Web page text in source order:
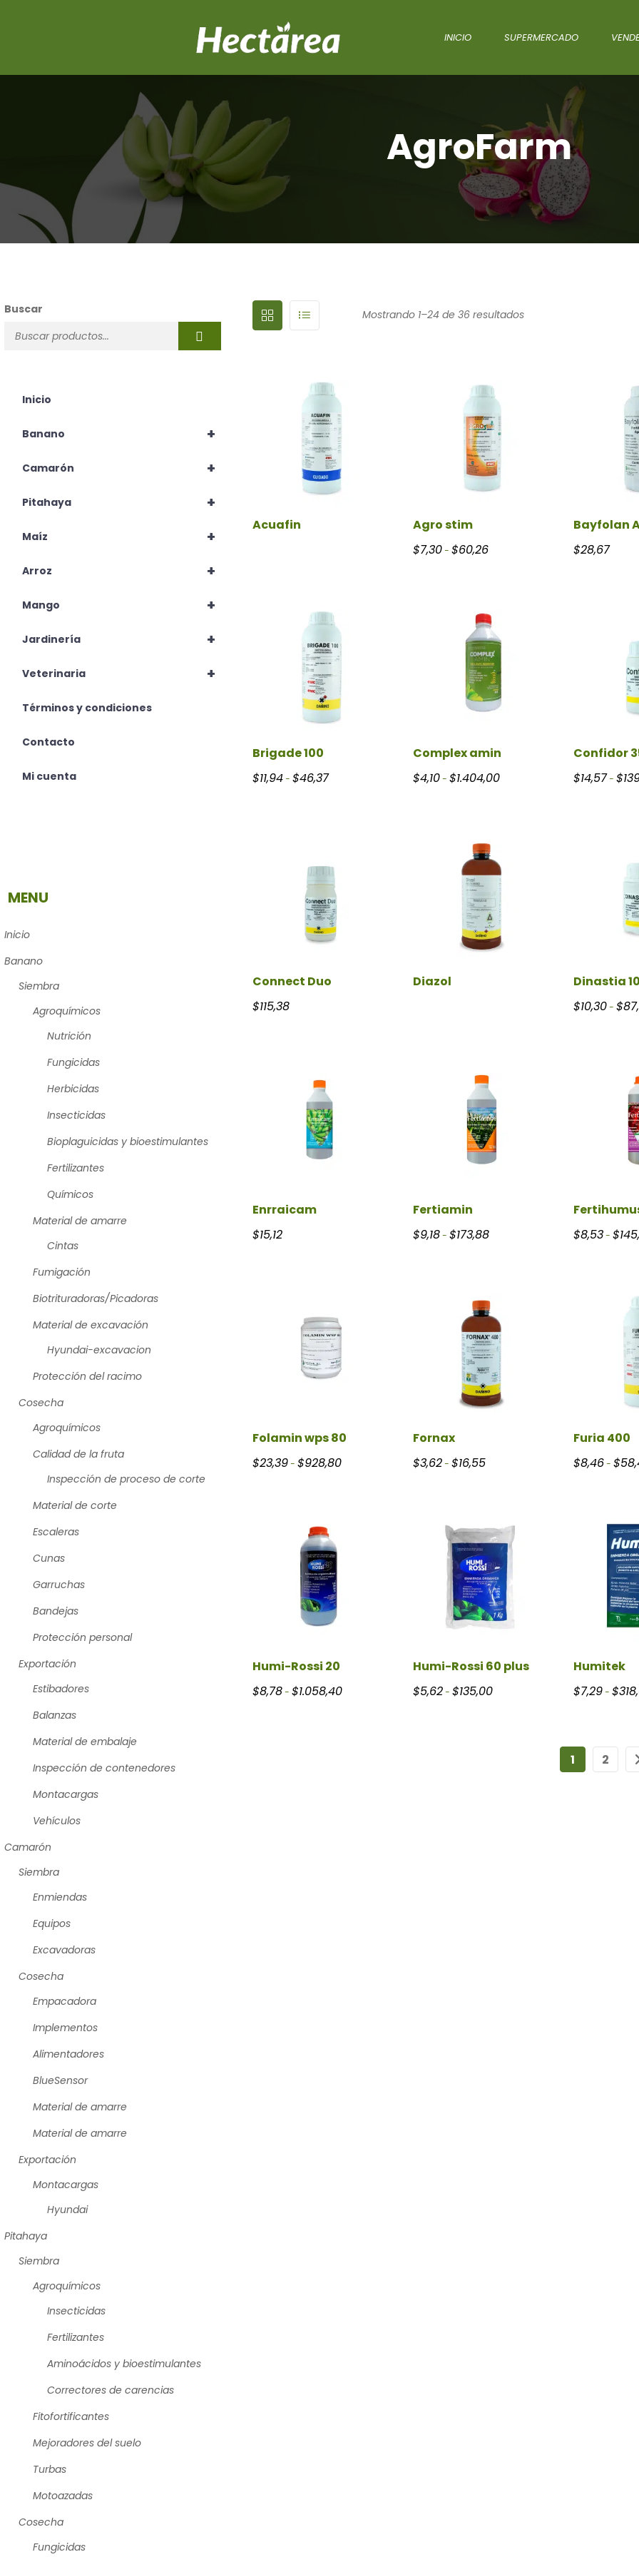
INICIO SUPERMERCADO
AgroFarm
Mostrando 1–24 de 36 resultados
Acuafin
Agro stim
$7,30 - $60,26Rango de precios: desde $7,30 hasta
Bayfolan
$28,67
Brigade 100
$11,94 - $46,37Rango de precios: desde $11,94 hasta $46,37
Complex amin
$4,10 - $1.404,00Rango de precios: desde $4,10
Confidor
$14,57 - $
Connect Duo
$115,38
Diazol
Dinastia
$10,30 - $
Enrraicam
$15,12
Fertiamin
$9,18 - $173,88Rango de precios: desde $9,18 hasta
$8,53 - $
Folamin wps 80
$23,39 - $928,80Rango de precios: desde $23,39 hasta $928,80
Fornax
$3,62 - $16,55Rango de precios: desde $3,62 hasta
Furia 400
$8,46 - $
Humi-Rossi 20
$8,78 - $1.058,40Rango de precios: desde $8,78 hasta $1.058,40
Humi-Rossi 60 plus
$5,62 - $135,00Rango de precios: desde $5,62
Humitek
$7,29 - $
1 2
Buscar
Inicio
+
Banano
+
Camarón
+
Pitahaya
+
Maíz
+
Arroz
+
Mango
+
Jardinería
+
Veterinaria
Términos y condiciones
Contacto
Mi cuenta
MENU
Inicio
Banano
Siembra
Agroquímicos
Nutrición
Fungicidas
Herbicidas
Insecticidas
Bioplaguicidas y bioestimulantes
Fertilizantes
Químicos
Material de amarre
Cintas
Fumigación
Biotrituradoras/Picadoras
Material de excavación
Hyundai-excavacion
Protección del racimo
Cosecha
Agroquímicos
Calidad de la fruta
Inspección de proceso de corte
Material de corte
Escaleras
Cunas
Garruchas
Bandejas
Protección personal
Exportación
Estibadores
Balanzas
Material de embalaje
Inspección de contenedores
Montacargas
Vehículos
Camarón
Siembra
Enmiendas
Equipos
Excavadoras
Cosecha
Empacadora
Implementos
Alimentadores
BlueSensor
Material de amarre
Material de amarre
Exportación
Montacargas
Hyundai
Pitahaya
Siembra
Agroquímicos
Insecticidas
Fertilizantes
Aminoácidos y bioestimulantes
Correctores de carencias
Fitofortificantes
Mejoradores del suelo
Turbas
Motoazadas
Cosecha
Fungicidas